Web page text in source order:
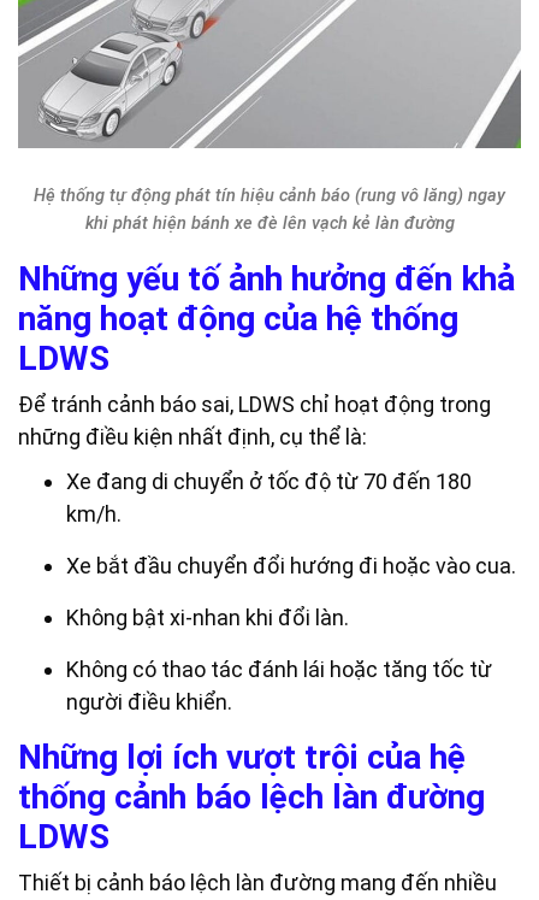
Hệ thống tự động phát tín hiệu cảnh báo (rung vô lăng) ngay
khi phát hiện bánh xe đè lên vạch kẻ làn đường
Những yếu tố ảnh hưởng đến khả
năng hoạt động của hệ thống
LDWS
Để tránh cảnh báo sai, LDWS chỉ hoạt động trong
những điều kiện nhất định, cụ thể là:
Xe đang di chuyển ở tốc độ từ 70 đến 180
km/h.
Xe bắt đầu chuyển đổi hướng đi hoặc vào cua.
Không bật xi-nhan khi đổi làn.
Không có thao tác đánh lái hoặc tăng tốc từ
người điều khiển.
Những lợi ích vượt trội của hệ
thống cảnh báo lệch làn đường
LDWS
Thiết bị cảnh báo lệch làn đường mang đến nhiều